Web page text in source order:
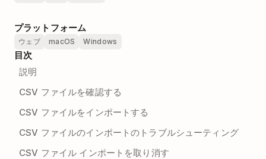
プラットフォーム
ウェブ macOS Windows
目次
説明
CSV ファイルを確認する
CSV ファイルをインポートする
CSV ファイルのインポートのトラブルシューティング
CSV ファイル インポートを取り消す